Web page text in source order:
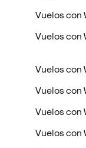
Vuelos con
Vuelos con
Vuelos con
Vuelos con
Vuelos con
Vuelos con